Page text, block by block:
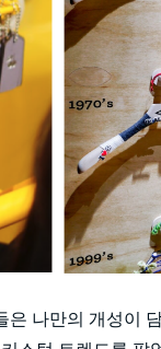
나만의 개성이